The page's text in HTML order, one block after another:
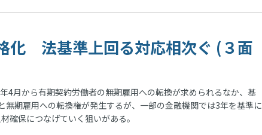
化 法基準上回る対応相次ぐ (３面
月から有期契約労働者の無期雇用への転換が求められるなか、基
期雇用への転換権が発生するが、一部の金融機関では3年を基準に
確保につなげていく狙いがある。